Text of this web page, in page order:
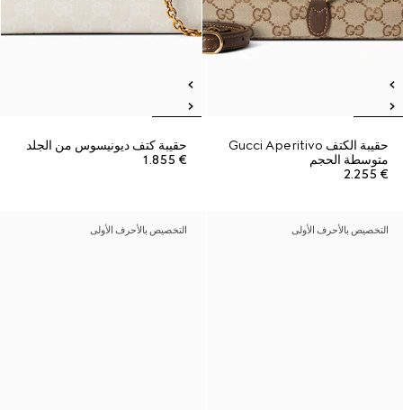
حقيبة الكتف Gucci Aperitivo
متوسطة الحجم
€ 2.255
حقيبة كتف ديونيسوس من الجلد
€ 1.855
التخصيص بالأحرف الأولى التخصيص بالأحرف الأولى